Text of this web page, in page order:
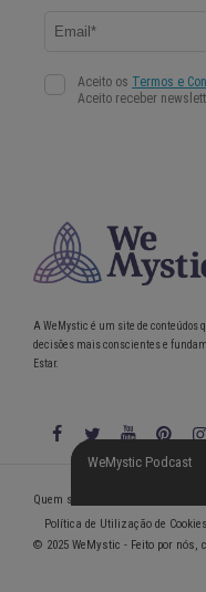
WeMystic Podcast
A WeMystic é um site de conteúdos
decisões mais conscientes e
Estar.
WeMystic Podcast
Quem somos
Política de Utilização de Cookies
© 2025 WeMystic - Feito por nós,